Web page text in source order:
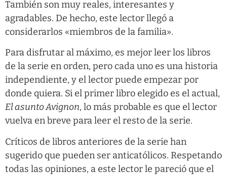
También son muy reales, interesantes y
agradables. De hecho, este lector llegó a
considerarlos «miembros de la familia».
Para disfrutar al máximo, es mejor leer los libros
de la serie en orden, pero cada uno es una historia
independiente, y el lector puede empezar por
donde quiera. Si el primer libro elegido es el actual,
El asunto Avignon, lo más probable es que el lector
vuelva en breve para leer el resto de la serie.
Críticos de libros anteriores de la serie han
sugerido que pueden ser anticatólicos. Respetando
todas las opiniones, a este lector le pareció que el